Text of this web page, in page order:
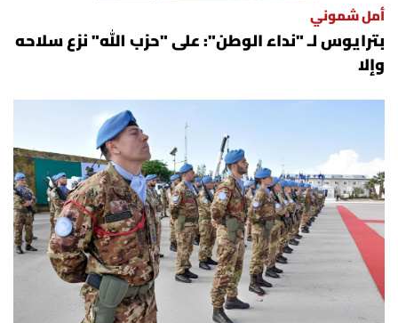
أمل شموني
بترايوس لـ "نداء الوطن": على "حزب الله" نزع سلاحه
وإلا